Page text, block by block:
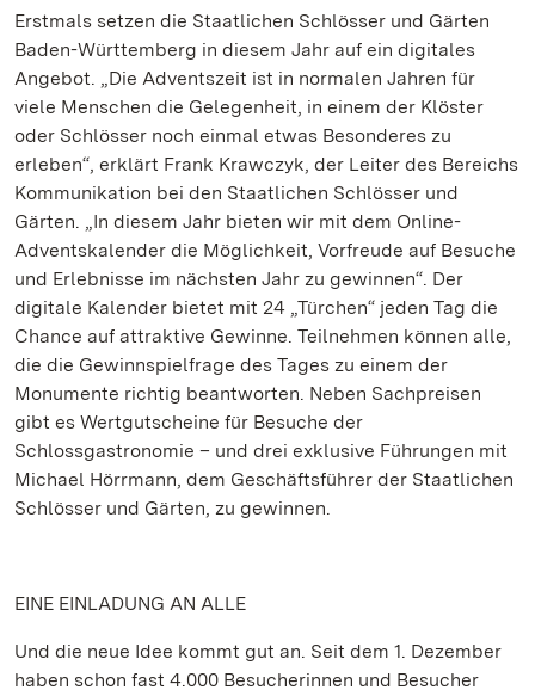
Erstmals setzen die Staatlichen Schlösser und Gärten
Baden-Württemberg in diesem Jahr auf ein digitales
Angebot. „Die Adventszeit ist in normalen Jahren für
viele Menschen die Gelegenheit, in einem der Klöster
oder Schlösser noch einmal etwas Besonderes zu
erleben“, erklärt Frank Krawczyk, der Leiter des Bereichs
Kommunikation bei den Staatlichen Schlösser und
Gärten. „In diesem Jahr bieten wir mit dem Online-
Adventskalender die Möglichkeit, Vorfreude auf Besuche
und Erlebnisse im nächsten Jahr zu gewinnen“. Der
digitale Kalender bietet mit 24 „Türchen“ jeden Tag die
Chance auf attraktive Gewinne. Teilnehmen können alle,
die die Gewinnspielfrage des Tages zu einem der
Monumente richtig beantworten. Neben Sachpreisen
gibt es Wertgutscheine für Besuche der
Schlossgastronomie – und drei exklusive Führungen mit
Michael Hörrmann, dem Geschäftsführer der Staatlichen
Schlösser und Gärten, zu gewinnen.
EINE EINLADUNG AN ALLE
Und die neue Idee kommt gut an. Seit dem 1. Dezember
haben schon fast 4.000 Besucherinnen und Besucher